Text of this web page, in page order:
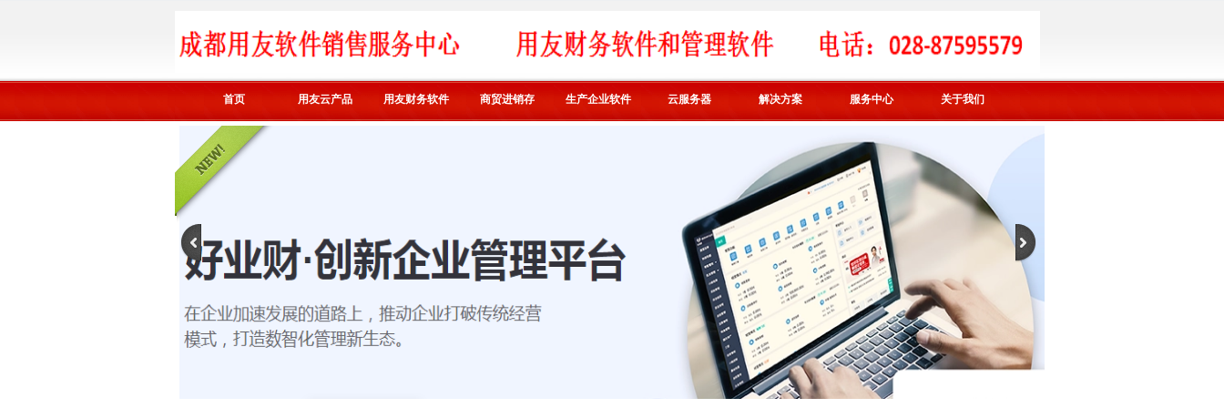
首页 用友云产品 用友财务软件 商贸进销存 生产企业软件 云服务器 解决方案 服务中心 关于我们